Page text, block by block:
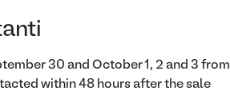
30 and October 1, 2 and 3 from
within 48 hours after the sale